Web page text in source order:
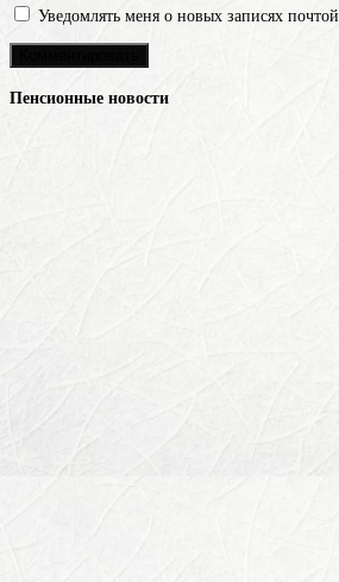
Уведомлять меня о новых записях почтой.
Пенсионные новости